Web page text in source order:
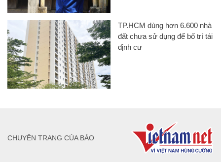
TP.HCM dùng hơn 6.600 nhà
đất chưa sử dụng để bố trí tái
định cư
CHUYÊN TRANG CỦA BÁO